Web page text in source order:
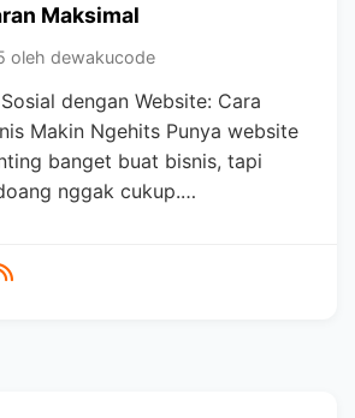
Maksimal
oleh dewakucode
dengan Website: Cara
Makin Ngehits Punya website
banget buat bisnis, tapi
nggak cukup.…